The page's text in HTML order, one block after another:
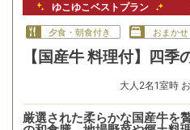
ゆこゆこベストプラン
夕食・朝食付き おまかせ
【国産牛 料理付】四季
大人 2名1室時
厳選された柔らかな国産牛を